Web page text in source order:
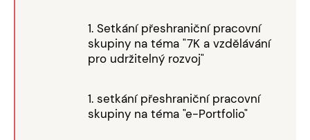
1. Setkání přeshraniční pracovní
skupiny na téma "7K a vzdělávání
pro udržitelný rozvoj"
1. setkání přeshraniční pracovní
skupiny na téma "e-Portfolio"